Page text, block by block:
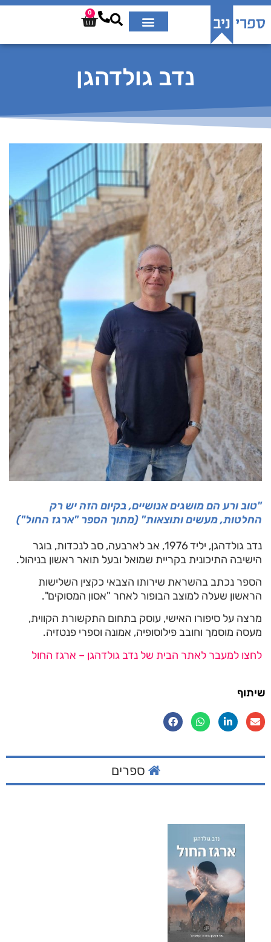
0
נדב גולדהגן
"טוב ורע הם מושגים אנושיים, בקיום הזה יש רק
החלטות, מעשים ותוצאות" (מתוך הספר "ארגז החול")
נדב גולדהגן, יליד 1976, אב לארבעה, סב לנכדות, בוגר
הישיבה התיכונית בקריית שמואל ובעל תואר ראשון בניהול.
הספר נכתב בהשראת שירותו הצבאי כקצין השלישות
הראשון שעלה למוצב הבופור לאחר "אסון המסוקים".
מרצה על סיפורו האישי, עוסק בתחום התקשורת הקווית,
מעסה מוסמך וחובב פילוסופיה, אמונה וספרי פנטזיה.
לחצו למעבר לאתר הבית של נדב גולדהגן – ארגז החול
שיתוף
ספרים